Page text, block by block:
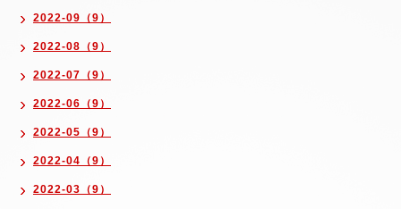
2022-09（9）
2022-08（9）
2022-07（9）
2022-06（9）
2022-05（9）
2022-04（9）
2022-03（9）